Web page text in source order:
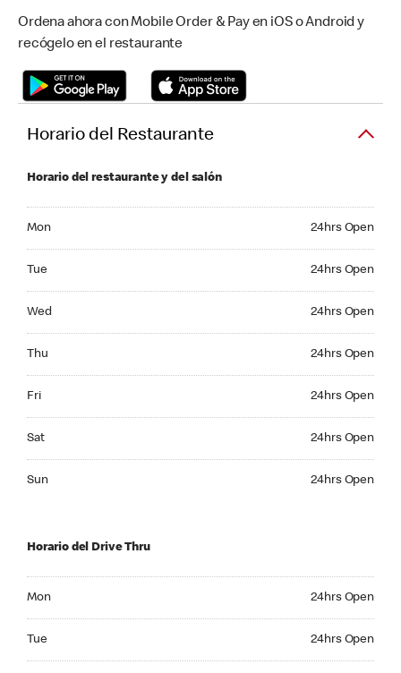
Ordena ahora con Mobile Order & Pay en iOS o Android y
recógelo en el restaurante
Horario del Restaurante
Horario del restaurante y del salón
Mon 24hrs Open
Tue 24hrs Open
Wed 24hrs Open
Thu 24hrs Open
Fri 24hrs Open
Sat 24hrs Open
Sun 24hrs Open
Horario del Drive Thru
Mon 24hrs Open
Tue 24hrs Open